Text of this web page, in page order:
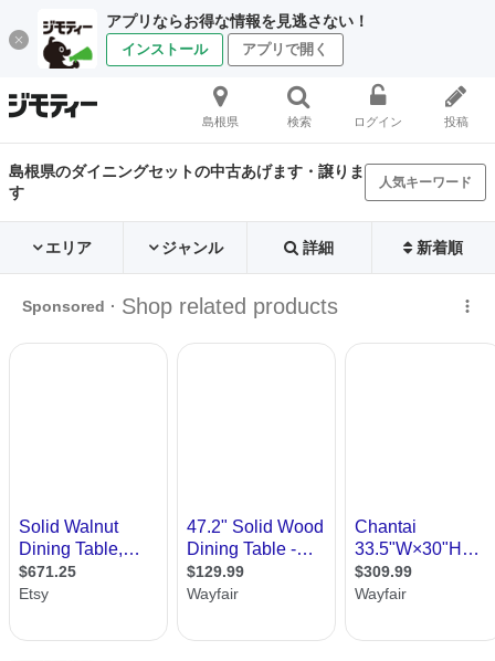
アプリならお得な情報を見逃さない！
インストール アプリで開く
島根県 検索 ログイン 投稿
島根県のダイニングセットの中古あげます・譲りま
す
人気キーワード
エリア ジャンル 詳細 新着順